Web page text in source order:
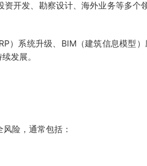
开发、勘察设计、海外业务等多个
）系统升级、BIM（建筑信息模型
发展。
险，通常包括：